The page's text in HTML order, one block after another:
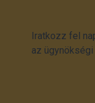
Iratkozz fel
az